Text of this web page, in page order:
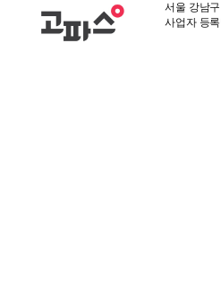
서울 강남
사업자 등